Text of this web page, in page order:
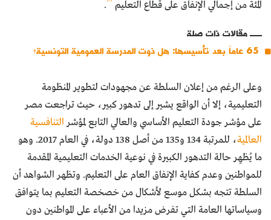
المئة من إجمالي الإنفاق على قطاع التعليم
.
مقالات ذات صلة
65 عاماً بعد تأسيسها: هل ذوت المدرسة العمومية التونسية؟
وعلى الرغم من إعلان السلطة عن مجهودات لتطوير المنظومة
التعليمية، إلا أن الواقع يشير إلى تدهور كبير، حيث تراجعت مصر
على مؤشر جودة التعليم الأساسي والعالي التابع لمؤشر التنافسية
العالمية
، للمرتبة 134 و135 من أصل 138 دولة، في العام 2017. وهو
ما يُظهِر حالة التدهور الكبيرة في نوعية الخدمات التعليمية المقدمة
للمواطنين وعدم كفاية الإنفاق العام على التعليم. وتظهر الشواهد أن
السلطة تتجه بشكل موسع لأشكال من خصخصة التعليم بما يتوافق
وسياساتها العامة التي تفرض مزيدا من الأعباء على المواطنين دون